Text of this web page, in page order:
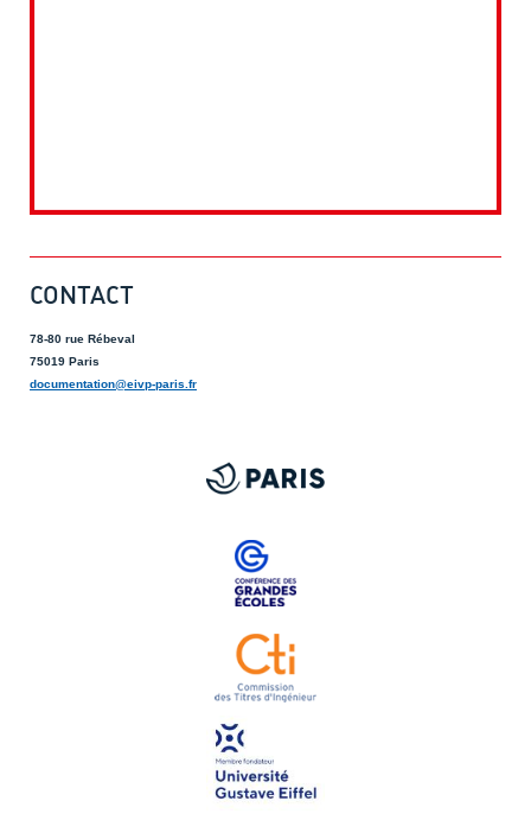
CONTACT
78-80 rue Rébeval
75019 Paris
documentation@eivp-paris.fr